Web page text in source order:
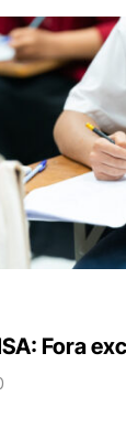
Fora